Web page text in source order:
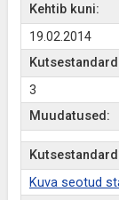
Kehtib kuni:
19.02.2014
3
Muudatused:
Kuva seotud